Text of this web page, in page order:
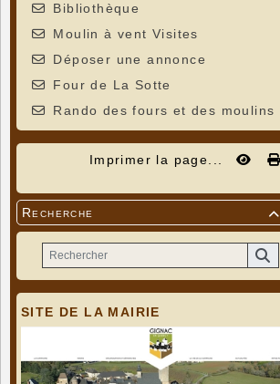
Bibliothèque
Moulin à vent Visites
Déposer une annonce
Four de La Sotte
Rando des fours et des moulins
Imprimer la page...

Recherche
SITE DE LA MAIRIE